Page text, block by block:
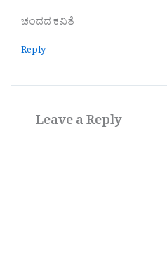
ಚಂದದ ಕವಿತೆ
Reply
Leave a Reply